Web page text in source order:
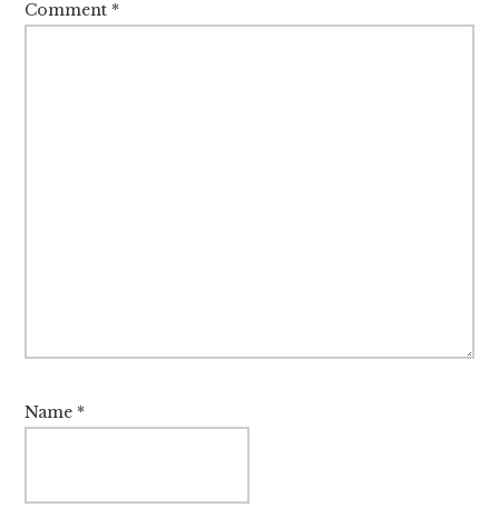
Comment *
Name *